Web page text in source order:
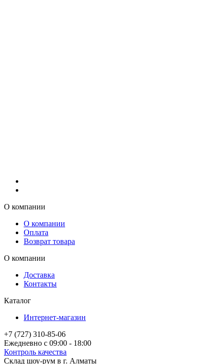
О компании
О компании
Оплата
Возврат товара
О компании
Доставка
Контакты
Каталог
Интернет-магазин
+7 (727) 310-85-06
Ежедневно с 09:00 - 18:00
Контроль качества
Склад шоу-рум в г. Алматы